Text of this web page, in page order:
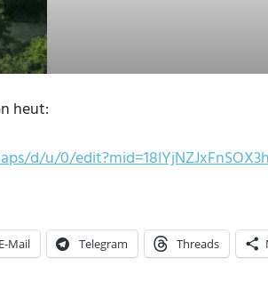
heut:
d/u/0/
E-Mail Telegram Threads